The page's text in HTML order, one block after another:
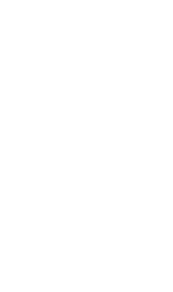
로지 저 자신에게 충
록하지 않았습니다.
전과 대외기관 파견
만 목맨 나머지 어떻
도전했습니다. 이렇
나 건사하지 못하는
다시 한 번 진정으
이를 위한 준비 과
과정 중 소방공무원
세월을 보내고 있던